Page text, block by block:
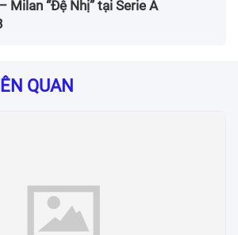
Milan “Đệ Nhị” tại Serie A
QUAN